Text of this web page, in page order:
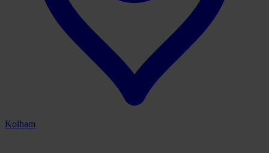
Kolham